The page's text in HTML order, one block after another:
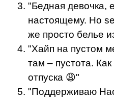
"Бедная девочка,
настоящему. Но
же просто белье
"Хайп на пустом
там – пустота.
отпуска 😩"
"Поддерживаю